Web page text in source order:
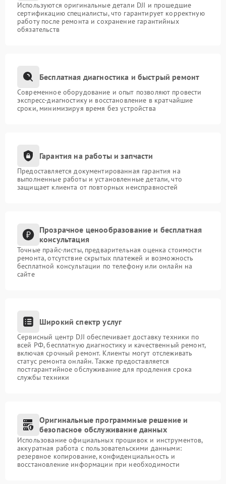
Используются оригинальные детали DJI и прошедшие
сертификацию специалисты, что гарантирует корректную
работу после ремонта и сохранение гарантийных
обязательств
Бесплатная диагностика и быстрый ремонт
Современное оборудование и опыт позволяют провести
экспресс-диагностику и восстановление в кратчайшие
сроки, минимизируя время без устройства
Гарантия на работы и запчасти
Предоставляется документированная гарантия на
выполненные работы и установленные детали, что
защищает клиента от повторных неисправностей
Прозрачное ценообразование и бесплатная
консультация
Точные прайс-листы, предварительная оценка стоимости
ремонта, отсутствие скрытых платежей и возможность
бесплатной консультации по телефону или онлайн на
сайте
Широкий спектр услуг
Сервисный центр DJI обеспечивает доставку техники по
всей РФ, бесплатную диагностику и качественный ремонт,
включая срочный ремонт. Клиенты могут отслеживать
статус ремонта онлайн. Также предоставляется
постгарантийное обслуживание для продления срока
службы техники
Оригинальные программные решение и
безопасное обслуживание данных
Использование официальных прошивок и инструментов,
аккуратная работа с пользовательскими данными:
резервное копирование, конфиденциальность и
восстановление информации при необходимости